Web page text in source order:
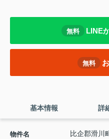
無料 LINE
無料
基本情報 詳
物件名 比企郡滑